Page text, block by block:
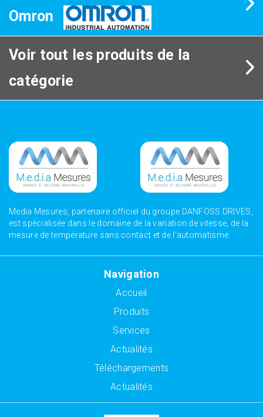
Omron
Voir tout les produits de la
catégorie
Media Mesures, partenaire officiel du groupe DANFOSS DRIVES,
est spécialisée dans le domaine de la variation de vitesse, de la
mesure de température sans contact et de l'automatisme.
Navigation
Accueil
Produits
Services
Actualités
Téléchargements
Actualités